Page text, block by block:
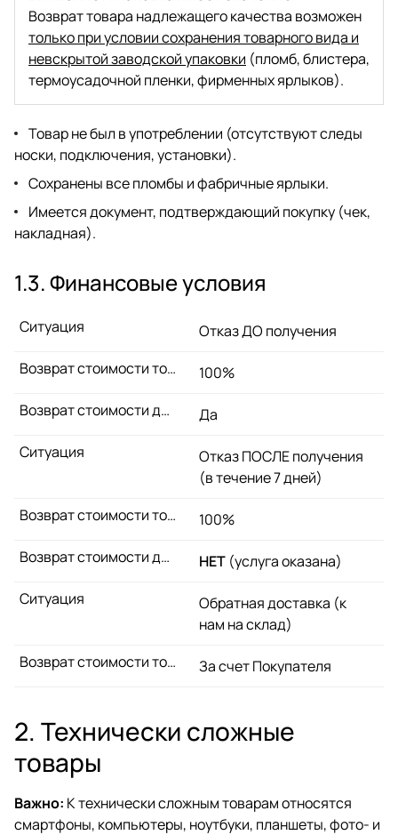
Возврат товара надлежащего качества возможен
только при условии сохранения товарного вида и
невскрытой заводской упаковки (пломб, блистера,
термоусадочной пленки, фирменных ярлыков).
Товар не был в употреблении (отсутствуют следы
носки, подключения, установки).
Сохранены все пломбы и фабричные ярлыки.
Имеется документ, подтверждающий покупку (чек,
накладная).
1.3. Финансовые условия
Отказ ДО получения
Ситуация
100%
Возврат стоимости товара
Да
Возврат стоимости доставки
Отказ ПОСЛЕ получения
(в течение 7 дней)
Ситуация
100%
Возврат стоимости товара
НЕТ (услуга оказана)
Возврат стоимости доставки
Обратная доставка (к
нам на склад)
Ситуация
За счет Покупателя
Возврат стоимости товара
2. Технически сложные
товары
Важно: К технически сложным товарам относятся
смартфоны, компьютеры, ноутбуки, планшеты, фото- и